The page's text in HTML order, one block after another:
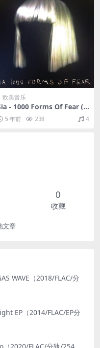
欧美音乐
- 1000 Forms Of Fear (D
Version)（2014/FLA
分轨/573M）
5 年前 238 4
0
收藏
文章
WAVE（2018/FLAC/分
EP（2014/FLAC/EP分